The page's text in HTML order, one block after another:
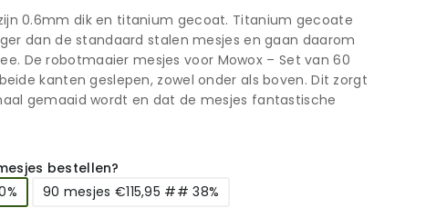
0.6mm dik en titanium gecoat. Titanium gecoate
dan de standaard stalen mesjes en gaan daarom
De robotmaaier mesjes voor Mowox – Set van 60
kanten geslepen, zowel onder als boven. Dit zorgt
gemaaid wordt en dat de mesjes fantastische
bestellen?
90 mesjes €115,95 ## 38%